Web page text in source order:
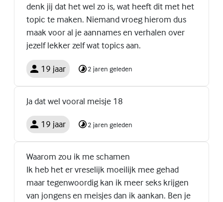
denk jij dat het wel zo is, wat heeft dit met het
topic te maken. Niemand vroeg hierom dus
maak voor al je aannames en verhalen over
jezelf lekker zelf wat topics aan.
19 jaar 2 jaren geleden
Ja dat wel vooral meisje 18
19 jaar 2 jaren geleden
Waarom zou ik me schamen
Ik heb het er vreselijk moeilijk mee gehad
maar tegenwoordig kan ik meer seks krijgen
van jongens en meisjes dan ik aankan. Ben je